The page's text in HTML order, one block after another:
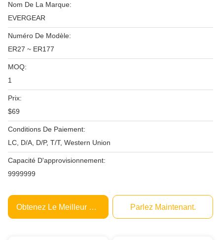
Nom De La Marque:
EVERGEAR
Numéro De Modèle:
ER27 ~ ER177
MOQ:
1
Prix:
$69
Conditions De Paiement:
LC, D/A, D/P, T/T, Western Union
Capacité D'approvisionnement:
9999999
Obtenez Le Meilleur Prix Parlez Maintenant.